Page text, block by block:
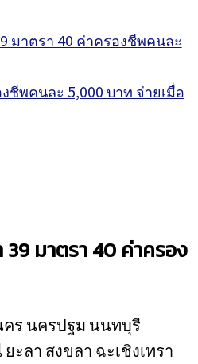
มาตรา 40 ค่าครองชีพคนละ
ชีพคนละ 5,000 บาท จ่ายเมื่อ
39 มาตรา 40 ค่าครอง
คร นครปฐม นนทบุรี
ลา สงขลา ฉะเชิงเทรา